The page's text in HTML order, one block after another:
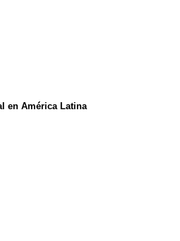
en América Latina